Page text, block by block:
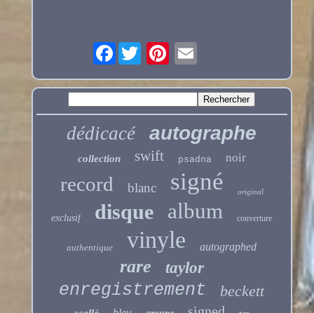
Facebook
dédicacé autographe
collection swift psadna noir
record blanc signé original
exclusif disque album couverture
authentique vinyle autographed
rare taylor
enregistrement beckett